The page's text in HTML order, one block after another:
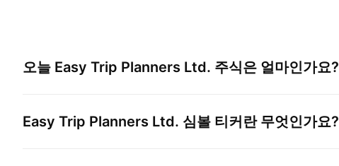
오늘 Easy Trip Planners Ltd. 주식은 얼마인가요?
Easy Trip Planners Ltd. 심볼 티커란 무엇인가요?